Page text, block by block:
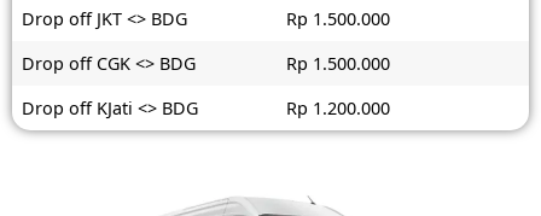
Drop off JKT <> BDG
Rp 1.500.000
Drop off CGK <> BDG
Rp 1.500.000
Drop off KJati <> BDG
Rp 1.200.000